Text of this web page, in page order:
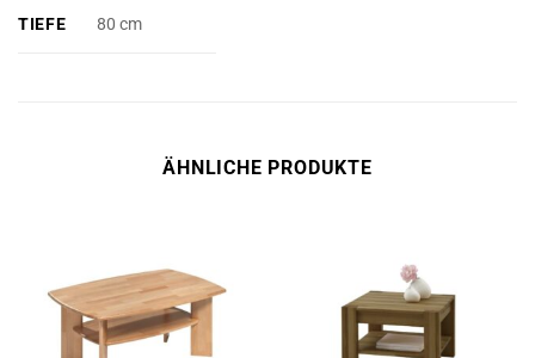
TIEFE 80 cm
ÄHNLICHE PRODUKTE